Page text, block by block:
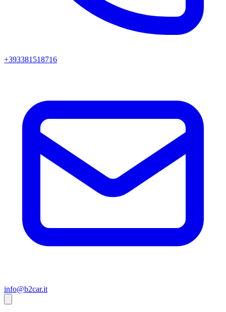
+393381518716
info@b2car.it